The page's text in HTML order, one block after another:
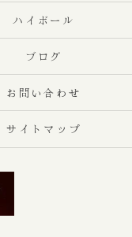
ハイボール
ブログ
お問い合わせ
サイトマップ